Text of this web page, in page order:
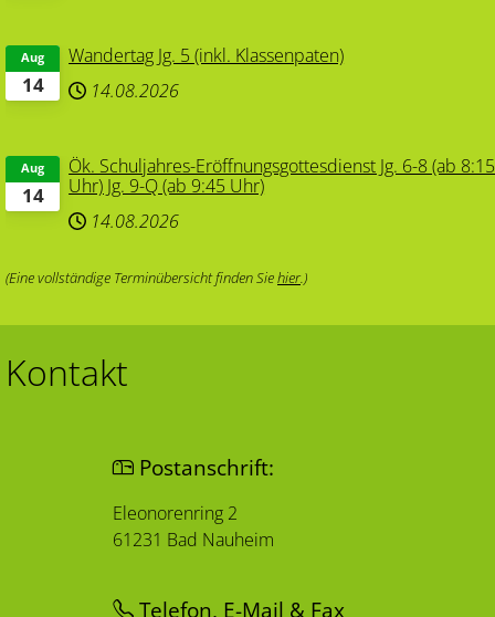
14
Aug
Wandertag Jg. 5 (inkl. Klassenpaten)
14.08.2026
14
Aug
Ök. Schuljahres-Eröffnungsgottesdienst Jg. 6-8 (ab 8:15
Uhr) Jg. 9-Q (ab 9:45 Uhr)
14.08.2026
(Eine vollständige Terminübersicht finden Siehier.)
Kontakt
Postanschrift:
Eleonorenring 2
61231 Bad Nauheim
Telefon, E-Mail & Fax